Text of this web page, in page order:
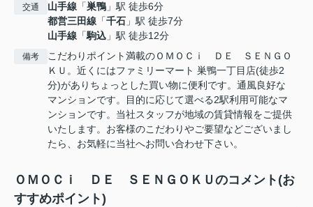
交通 山手線 「巣鴨 」駅 徒歩6分
都営三田線 「千石 」駅 徒歩7分
山手線 「駒込 」駅 徒歩12分
備考
こだわりポイント満載のＯＭＯＣｉ ＤＥ ＳＥＮＧＯ
ＫＵ。近くにはファミリーマート 巣鴨一丁目店(徒歩2
分)がありちょっとした買い物に便利です。通風良好な
マンションです。目的に応じて選べる2駅利用可能なマ
ンションです。当社スタッフが地域の賃貸情報をご提供
いたします。お客様のこだわりやご要望などございまし
たら、お気軽に当社へお問い合わせ下さい。
ＯＭＯＣｉ ＤＥ ＳＥＮＧＯＫＵのコメント(お
すすめポイント)